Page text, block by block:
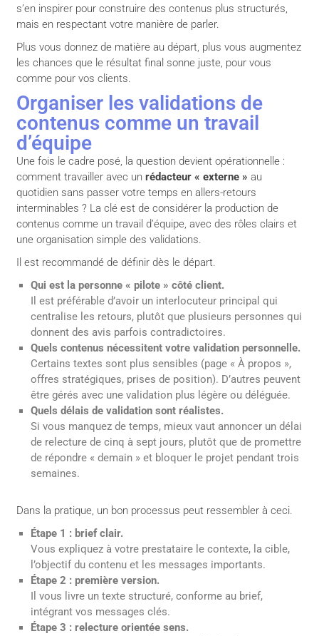
s’en inspirer pour construire des contenus plus structurés,
mais en respectant votre manière de parler.
Plus vous donnez de matière au départ, plus vous augmentez
les chances que le résultat final sonne juste, pour vous
comme pour vos clients.
Organiser les validations de
contenus comme un travail
d’équipe
Une fois le cadre posé, la question devient opérationnelle :
comment travailler avec unrédacteur « externe » au
quotidien sans passer votre temps en allers-retours
interminables ? La clé est de considérer la production de
contenus comme un travail d’équipe, avec des rôles clairs et
une organisation simple des validations.
Il est recommandé de définir dès le départ.
Qui est la personne « pilote » côté client.
Il est préférable d’avoir un interlocuteur principal qui
centralise les retours, plutôt que plusieurs personnes qui
donnent des avis parfois contradictoires.
Quels contenus nécessitent votre validation personnelle.
Certains textes sont plus sensibles (page « À propos »,
offres stratégiques, prises de position). D’autres peuvent
être gérés avec une validation plus légère ou déléguée.
Quels délais de validation sont réalistes.
Si vous manquez de temps, mieux vaut annoncer un délai
de relecture de cinq à sept jours, plutôt que de promettre
de répondre « demain » et bloquer le projet pendant trois
semaines.
Dans la pratique, un bon processus peut ressembler à ceci.
Étape 1 : brief clair.
Vous expliquez à votre prestataire le contexte, la cible,
l’objectif du contenu et les messages importants.
Étape 2 : première version.
Il vous livre un texte structuré, conforme au brief,
intégrant vos messages clés.
Étape 3 : relecture orientée sens.